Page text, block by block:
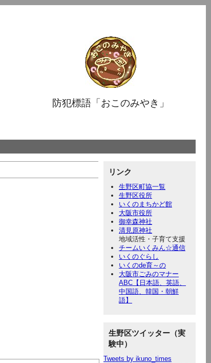
防犯標語「おこのみやき」
リンク
生野区町協一覧
生野区役所
いくのまちかど館
大阪市役所
御幸森神社
清見原神社
地域活性・子育て支援
チームいくみん☆通信
いくのぐらし
いくのde育～の
大阪市ごみのマナー
ABC【日本語、英語、
中国語、韓国・朝鮮
語】
生野区ツイッター（実
験中）
Tweets by ikuno_times